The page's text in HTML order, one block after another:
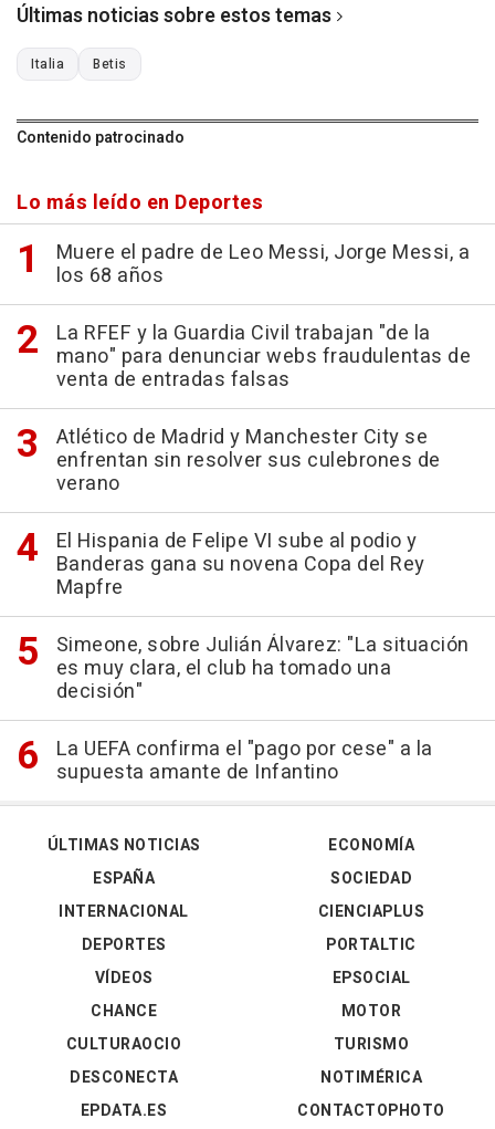
Últimas noticias sobre estos temas
Italia Betis
Contenido patrocinado
Lo más leído en Deportes
Muere el padre de Leo Messi, Jorge Messi, a
los 68 años
La RFEF y la Guardia Civil trabajan "de la
mano" para denunciar webs fraudulentas de
venta de entradas falsas
Atlético de Madrid y Manchester City se
enfrentan sin resolver sus culebrones de
verano
El Hispania de Felipe VI sube al podio y
Banderas gana su novena Copa del Rey
Mapfre
Simeone, sobre Julián Álvarez: "La situación
es muy clara, el club ha tomado una
decisión"
La UEFA confirma el "pago por cese" a la
supuesta amante de Infantino
ÚLTIMAS NOTICIAS
ESPAÑA
INTERNACIONAL
DEPORTES
VÍDEOS
ECONOMÍA
SOCIEDAD
CIENCIAPLUS
PORTALTIC
EPSOCIAL
CHANCE
CULTURAOCIO
DESCONECTA
EPDATA.ES
MOTOR
TURISMO
NOTIMÉRICA
CONTACTOPHOTO